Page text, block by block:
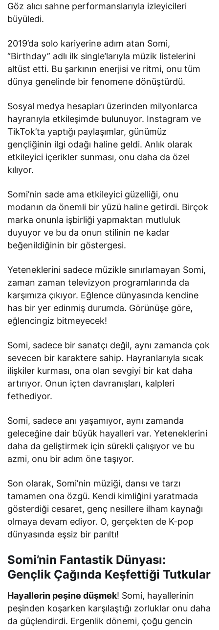
Göz alıcı sahne performanslarıyla izleyicileri
büyüledi.
2019’da solo kariyerine adım atan Somi,
“Birthday” adlı ilk single’larıyla müzik listelerini
altüst etti. Bu şarkının enerjisi ve ritmi, onu tüm
dünya genelinde bir fenomene dönüştürdü.
Sosyal medya hesapları üzerinden milyonlarca
hayranıyla etkileşimde bulunuyor. Instagram ve
TikTok’ta yaptığı paylaşımlar, günümüz
gençliğinin ilgi odağı haline geldi. Anlık olarak
etkileyici içerikler sunması, onu daha da özel
kılıyor.
Somi’nin sade ama etkileyici güzelliği, onu
modanın da önemli bir yüzü haline getirdi. Birçok
marka onunla işbirliği yapmaktan mutluluk
duyuyor ve bu da onun stilinin ne kadar
beğenildiğinin bir göstergesi.
Yeteneklerini sadece müzikle sınırlamayan Somi,
zaman zaman televizyon programlarında da
karşımıza çıkıyor. Eğlence dünyasında kendine
has bir yer edinmiş durumda. Görünüşe göre,
eğlencingiz bitmeyecek!
Somi, sadece bir sanatçı değil, aynı zamanda çok
sevecen bir karaktere sahip. Hayranlarıyla sıcak
ilişkiler kurması, ona olan sevgiyi bir kat daha
artırıyor. Onun içten davranışları, kalpleri
fethediyor.
Somi, sadece anı yaşamıyor, aynı zamanda
geleceğine dair büyük hayalleri var. Yeteneklerini
daha da geliştirmek için sürekli çalışıyor ve bu
azmi, onu bir adım öne taşıyor.
Son olarak, Somi’nin müziği, dansı ve tarzı
tamamen ona özgü. Kendi kimliğini yaratmada
gösterdiği cesaret, genç nesillere ilham kaynağı
olmaya devam ediyor. O, gerçekten de K-pop
dünyasında eşsiz bir parıltı!
Somi’nin Fantastik Dünyası:
Gençlik Çağında Keşfettiği Tutkular
Hayallerin peşine düşmek! Somi, hayallerinin
peşinden koşarken karşılaştığı zorluklar onu daha
da güçlendirdi. Ergenlik dönemi, çoğu gencin